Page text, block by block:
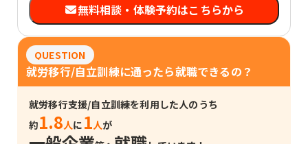
無料相談・体験予約はこちらから
QUESTION
就労移行/自立訓練に通ったら就職できるの？
就労移行支援/自立訓練を利用した人のうち
約1.8人に 1人が